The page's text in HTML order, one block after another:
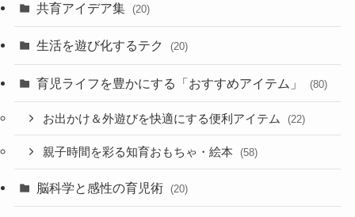
共育アイデア集 (20)
生活を遊び化するテク (20)
育児ライフを豊かにする「おすすめアイテム」 (80)
お出かけ＆外遊びを快適にする便利アイテム (22)
親子時間を彩る知育おもちゃ・絵本 (58)
脳科学と感性の育児術 (20)